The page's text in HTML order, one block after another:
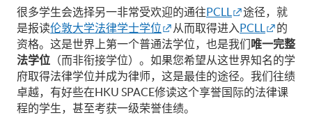
很多学生会选择另一非常受欢迎的通往PCLL
途径，就
是报读伦敦大学法律学士学位 从而取得进入PCLL
的
资格。这是世界上第一个普通法学位，也是我们唯一完整
法学位 （而非衔接学位）。如果您希望从这世界知名的学
府取得法律学位并成为律师，这是最佳的途径。我们往绩
卓越，有好些在HKU SPACE修读这个享誉国际的法律课
程的学生，甚至考获一级荣誉佳绩。